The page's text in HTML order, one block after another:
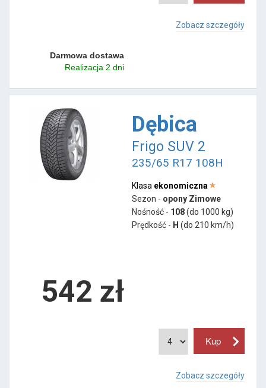
Zobacz szczegóły
Darmowa dostawa
Realizacja 2 dni
Dębica
Frigo SUV 2
235/65 R17 108H
Klasa ekonomiczna
Sezon - opony Zimowe
Nośność - 108(do 1000 kg)
Prędkość - H (do 210 km/h)
542 zł
Zobacz szczegóły